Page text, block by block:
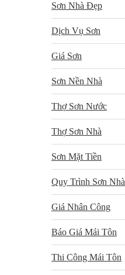
Sơn Nhà Đẹp
Dịch Vụ Sơn
Giá Sơn
Sơn Nền Nhà
Thợ Sơn Nước
Thợ Sơn Nhà
Sơn Mặt Tiền
Quy Trình Sơn Nhà
Giá Nhân Công
Báo Giá Mái Tôn
Thi Công Mái Tôn